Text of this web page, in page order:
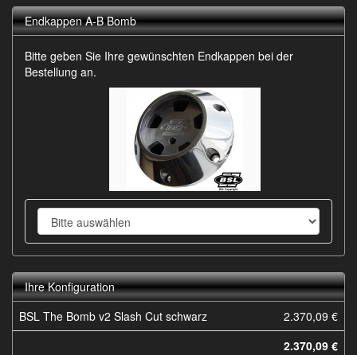
Endkappen A-B Bomb
Bitte geben Sie Ihre gewünschten Endkappen bei der
Bestellung an.
Ihre Konfiguration
BSL The Bomb v2 Slash Cut schwarz
2.370,09 €
2.370,09 €